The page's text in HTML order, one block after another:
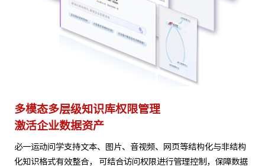
多模态多层级知识库权限管理
激活企业数据资产
必一运动问学支持文本、图片、音视频、网页等结构化与非结构
化知识格式有效整合， 可结合访问权限进行管理控制，保障数据